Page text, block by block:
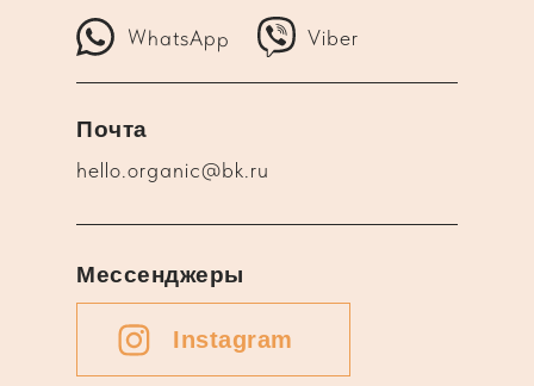
WhatsApp Viber
hello.organic@bk.ru
Почта
Instagram
Мессенджеры